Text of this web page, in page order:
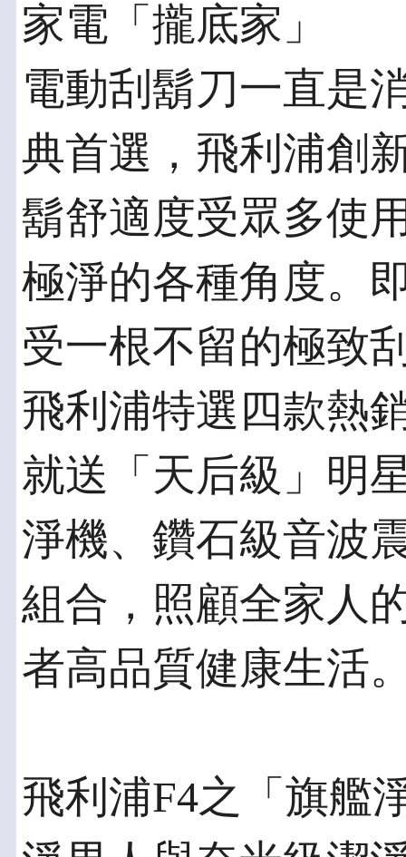
家電「攏底家」
電動刮鬍刀一直是
典首選，飛利浦創
鬍舒適度受眾多使
極淨的各種角度。
受一根不留的極致
飛利浦特選四款熱
就送「天后級」明
淨機、鑽石級音波
組合，照顧全家人
者高品質健康生活
飛利浦F4之「旗艦